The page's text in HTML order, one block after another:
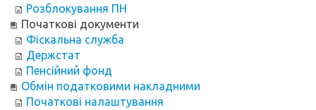
Розблокування ПН
Початкові документи
Фіскальна служба
Держстат
Пенсійний фонд
Обмін податковими накладними
Початкові налаштування